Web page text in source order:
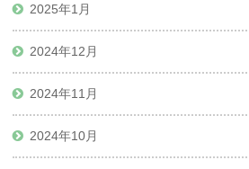
2025年1月
2024年12月
2024年11月
2024年10月